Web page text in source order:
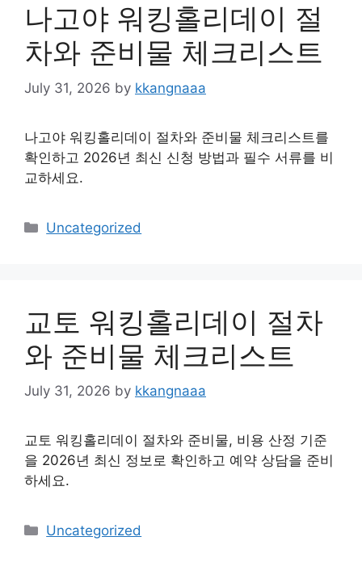
나고야 워킹홀리데이 절
차와 준비물 체크리스트
July 31, 2026 by kkangnaaa
나고야 워킹홀리데이 절차와 준비물 체크리스트를
확인하고 2026년 최신 신청 방법과 필수 서류를 비
교하세요.
Categories
Uncategorized
교토 워킹홀리데이 절차
와 준비물 체크리스트
July 31, 2026 by kkangnaaa
교토 워킹홀리데이 절차와 준비물, 비용 산정 기준
을 2026년 최신 정보로 확인하고 예약 상담을 준비
하세요.
Categories
Uncategorized